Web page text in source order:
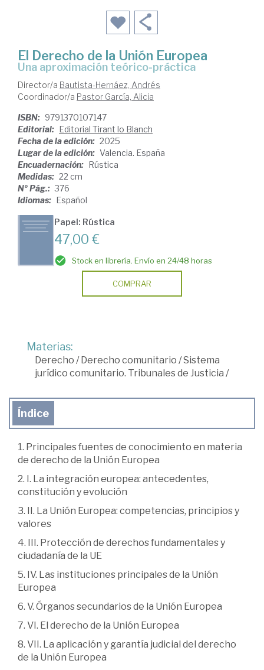
El Derecho de la Unión Europea
Una aproximación teórico-práctica
Director/a Bautista-Hernáez, Andrés
Coordinador/a Pastor García, Alicia
ISBN: 9791370107147
Editorial: Editorial Tirant lo Blanch
Fecha de la edición: 2025
Lugar de la edición: Valencia. España
Encuadernación: Rústica
Medidas: 22 cm
Nº Pág.: 376
Idiomas: Español
Papel: Rústica
47,00 €
Stock en librería. Envío en 24/48 horas
COMPRAR
Materias:
Derecho / Derecho comunitario /Sistema
jurídico comunitario. Tribunales de Justicia /
Índice
1. Principales fuentes de conocimiento en materia
de derecho de la Unión Europea
2. I. La integración europea: antecedentes,
constitución y evolución
3. II. La Unión Europea: competencias, principios y
valores
4. III. Protección de derechos fundamentales y
ciudadanía de la UE
5. IV. Las instituciones principales de la Unión
Europea
6. V. Órganos secundarios de la Unión Europea
7. VI. El derecho de la Unión Europea
8. VII. La aplicación y garantía judicial del derecho
de la Unión Europea